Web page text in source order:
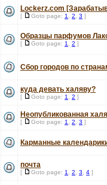
Lockerz.com
[ Goto page: 1 2 3 ]
Образцы парфумов
[ Goto page: 1 2 ]
Сбор городов по
куда девать халяву?
[ Goto page: 1 2 ]
Неопубликованная
[ Goto page: 1 2 3 ]
Карманные
почта
[ Goto page: 1 2 3 4 ]